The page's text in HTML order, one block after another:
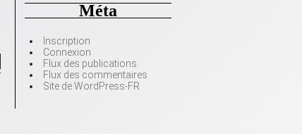
Méta
Inscription
Connexion
Flux des publications
Flux des commentaires
Site de WordPress-FR